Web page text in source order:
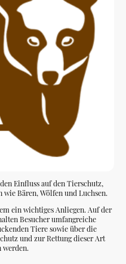
Einfluss auf den Tierschutz,
Bären, Wölfen und Luchsen.
ein wichtiges Anliegen. Auf der
Besucher umfangreiche
Tiere sowie über die
und zur Rettung dieser Art
werden.